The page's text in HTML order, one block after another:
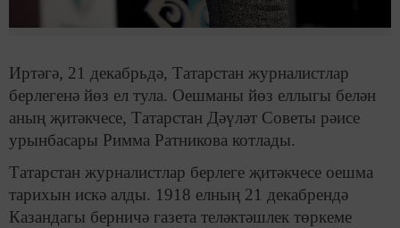
Иртәгә, 21 декабрьдә, Татарстан журналистлар
берлегенә йөз ел тула. Оешманы йөз еллыгы белән
аның җитәкчесе, Татарстан Дәүләт Советы рәисе
урынбасары Римма Ратникова котлады.
Татарстан журналистлар берлеге җитәкчесе оешма
тарихын искә алды. 1918 елның 21 декабрендә
Казандагы берничә газета теләктәшлек төркеме